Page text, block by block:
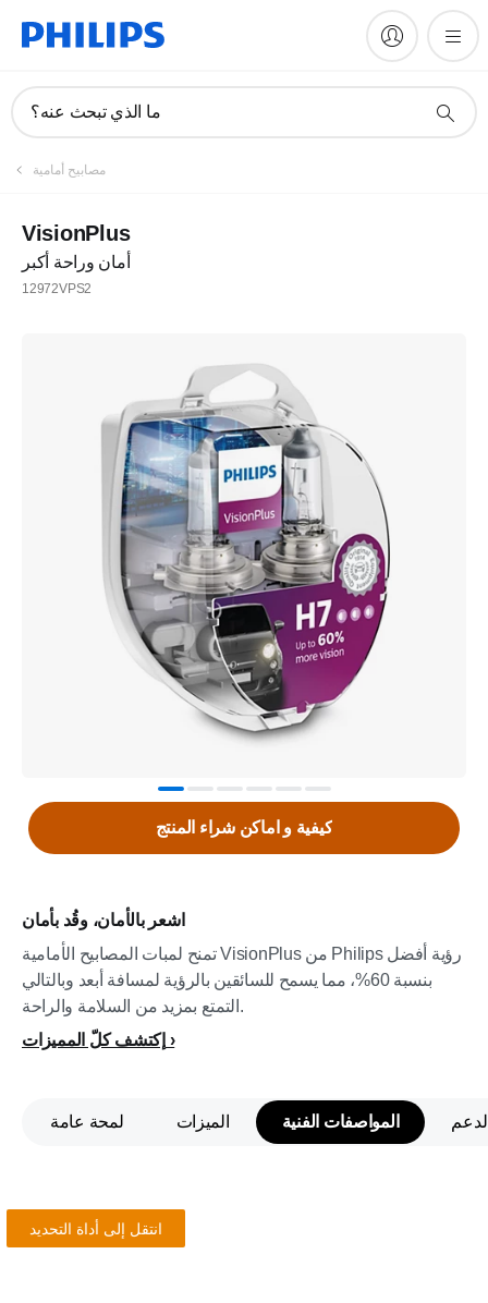
ما الذي تبحث عنه؟
مصابيح أمامية
VisionPlus
أمان وراحة أكبر
12972VPS2
اشعر بالأمان، وقُد بأمان
تمنح لمبات المصابيح الأمامية VisionPlus من Philips رؤية أفضل
بنسبة 60%، مما يسمح للسائقين بالرؤية لمسافة أبعد وبالتالي
التمتع بمزيد من السلامة والراحة.
إكتشف كلّ المميزات
كيفية و اماكن شراء المنتج
لمحة عامة الميزات المواصفات الفنية
انتقل إلى أداة التحديد